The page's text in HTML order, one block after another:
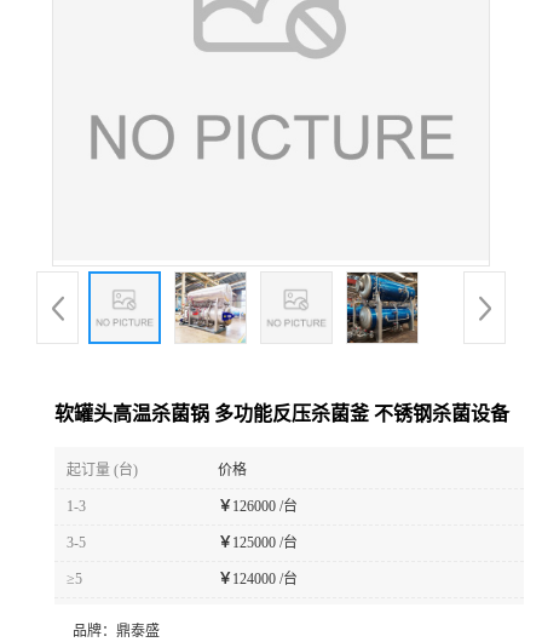
软罐头高温杀菌锅 多功能反压杀菌釜 不锈钢杀菌设备
起订量 (台) 价格
1-3 ￥ 126000 /台
3-5 ￥ 125000 /台
≥5 ￥ 124000 /台
品牌： 鼎泰盛